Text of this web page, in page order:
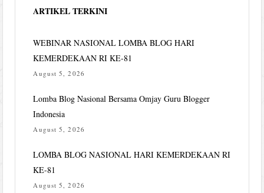
ARTIKEL TERKINI
WEBINAR NASIONAL LOMBA BLOG HARI
KEMERDEKAAN RI KE-81
August 5, 2026
Lomba Blog Nasional Bersama Omjay Guru Blogger
Indonesia
August 5, 2026
LOMBA BLOG NASIONAL HARI KEMERDEKAAN RI
KE-81
August 5, 2026